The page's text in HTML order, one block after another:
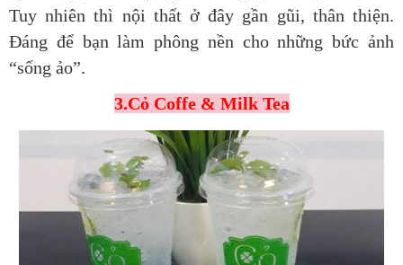
Tuy nhiên thì nội thất ở đây gần gũi, thân thiện.
Đáng để bạn làm phông nền cho những bức ảnh
“sống ảo”.
3.Cỏ Coffe & Milk Tea